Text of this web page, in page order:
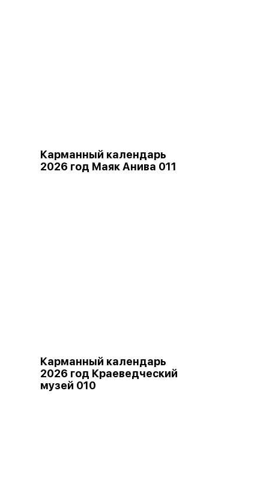
Карманный календарь
2026 год Маяк Анива 011
Карманный календарь
2026 год Краеведческий
музей 010